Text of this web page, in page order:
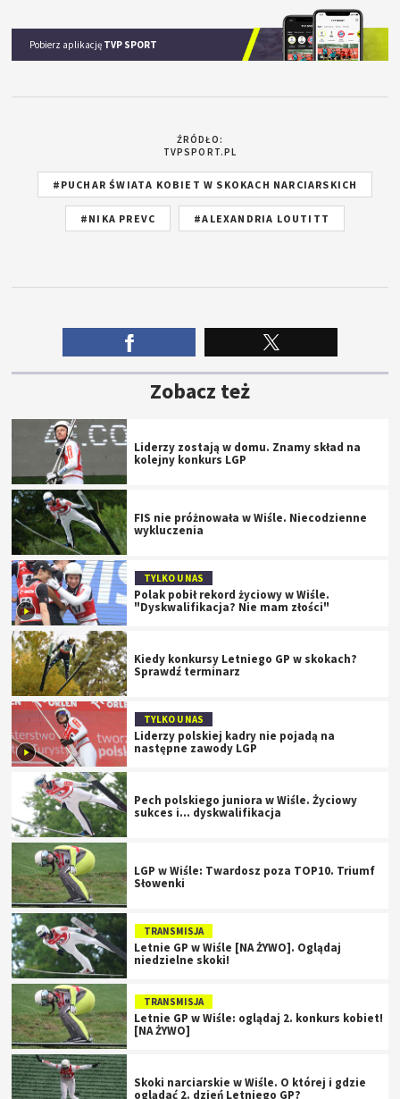
Pobierz aplikację TVP SPORT
ŹRÓDŁO:
TVPSPORT.PL
#PUCHAR ŚWIATA KOBIET W SKOKACH NARCIARSKICH
#NIKA PREVC #ALEXANDRIA LOUTITT
Zobacz też
Liderzy zostają w domu. Znamy skład na
kolejny konkurs LGP
FIS nie próżnowała w Wiśle. Niecodzienne
wykluczenia
TYLKO U NAS
Polak pobił rekord życiowy w Wiśle.
"Dyskwalifikacja? Nie mam złości"
Kiedy konkursy Letniego GP w skokach?
Sprawdź terminarz
TYLKO U NAS
Liderzy polskiej kadry nie pojadą na
następne zawody LGP
Pech polskiego juniora w Wiśle. Życiowy
sukces i... dyskwalifikacja
LGP w Wiśle: Twardosz poza TOP10. Triumf
Słowenki
TRANSMISJA
Letnie GP w Wiśle [NA ŻYWO]. Oglądaj
niedzielne skoki!
TRANSMISJA
Letnie GP w Wiśle: oglądaj 2. konkurs kobiet!
[NA ŻYWO]
Skoki narciarskie w Wiśle. O której i gdzie
oglądać 2. dzień Letniego GP?